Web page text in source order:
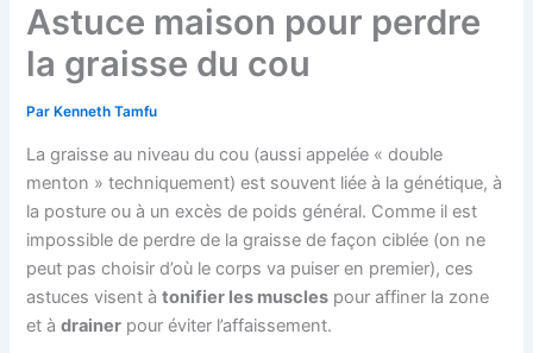
Astuce maison pour perdre
la graisse du cou
Par Kenneth Tamfu
La graisse au niveau du cou (aussi appelée « double
menton » techniquement) est souvent liée à la génétique, à
la posture ou à un excès de poids général. Comme il est
impossible de perdre de la graisse de façon ciblée (on ne
peut pas choisir d’où le corps va puiser en premier), ces
astuces visent àtonifier les muscles pour affiner la zone
et àdrainer pour éviter l’affaissement.